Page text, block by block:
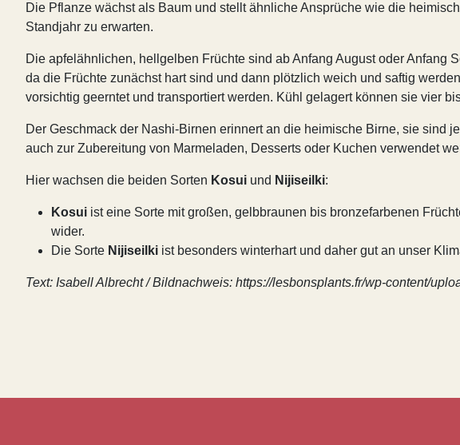
Die Pflanze wächst als Baum und stellt ähnliche Ansprüche wie die
Standjahr zu erwarten.
Die apfelähnlichen, hellgelben Früchte sind ab Anfang August oder Anfang
da die Früchte zunächst hart sind und dann plötzlich weich und saftig
vorsichtig geerntet und transportiert werden. Kühl gelagert können sie vier
Der Geschmack der Nashi-Birnen erinnert an die heimische Birne, sie sind
auch zur Zubereitung von Marmeladen, Desserts oder Kuchen verwendet
Hier wachsen die beiden Sorten Kosui und Nijiseilki:
Kosui ist eine Sorte mit großen, gelbbraunen bis bronzefarbenen
wider.
Die Sorte Nijiseilki ist besonders winterhart und daher gut an unser
Text: Isabell Albrecht / Bildnachweis: https://lesbonsplants.fr/wp-content/